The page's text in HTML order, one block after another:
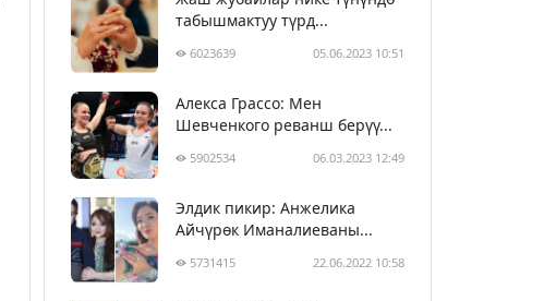
табышмактуу түрд...
6023639 05.06.2023 10:51
Алекса Грассо: Мен
Шевченкого реванш берүү...
5902534 06.03.2023 12:49
Элдик пикир: Анжелика
Айчүрөк Иманалиеваны...
5731415 22.06.2022 10:58